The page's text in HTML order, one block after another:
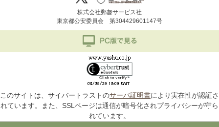
株式会社郵趣サービス社
東京都公安委員会 第304429601147号
このサイトは、サイバートラストのサーバ証明書により実在性が認証さ
れています。また、SSLページは通信が暗号化されプライバシーが守ら
れています。